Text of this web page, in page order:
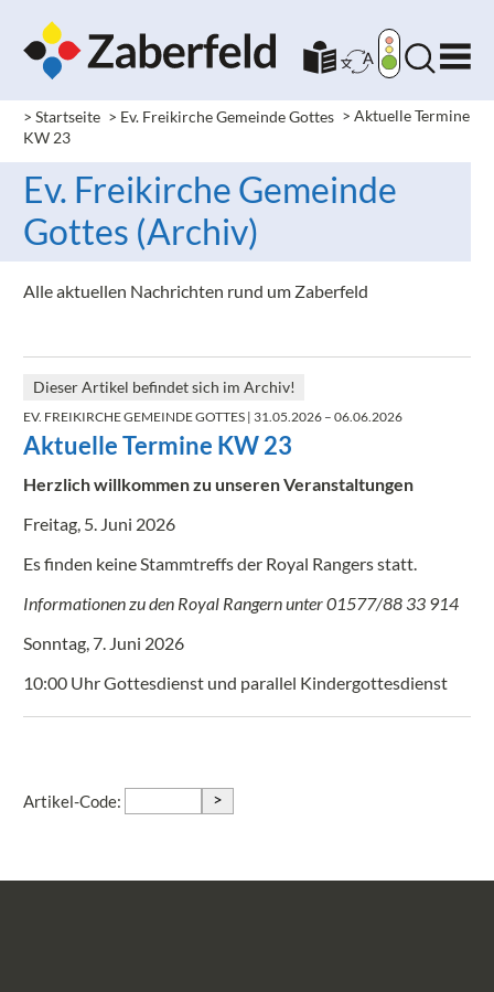
> Startseite > Ev. Freikirche Gemeinde Gottes >Aktuelle Termine
KW 23
Ev. Freikirche Gemeinde
Gottes (Archiv)
Alle aktuellen Nachrichten rund um Zaberfeld
Dieser Artikel befindet sich im Archiv!
EV. FREIKIRCHE GEMEINDE GOTTES | 31.05.2026 – 06.06.2026
Aktuelle Termine KW 23
Herzlich willkommen zu unseren Veranstaltungen
Freitag, 5. Juni 2026
Es finden keine Stammtreffs der Royal Rangers statt.
Informationen zu den Royal Rangern unter 01577/88 33 914
Sonntag, 7. Juni 2026
10:00 Uhr Gottesdienst und parallel Kindergottesdienst
Artikel-Code: >